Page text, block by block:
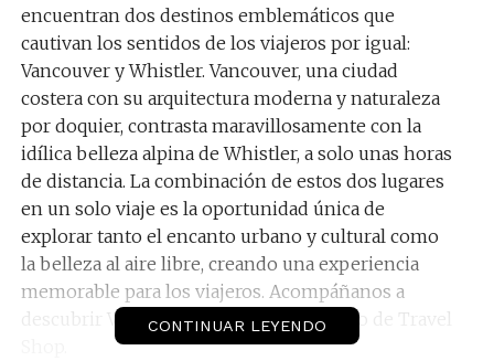
encuentran dos destinos emblemáticos que
cautivan los sentidos de los viajeros por igual:
Vancouver y Whistler. Vancouver, una ciudad
costera con su arquitectura moderna y naturaleza
por doquier, contrasta maravillosamente con la
idílica belleza alpina de Whistler, a solo unas horas
de distancia. La combinación de estos dos lugares
en un solo viaje es la oportunidad única de
explorar tanto el encanto urbano y cultural como
la belleza al aire libre, creando una experiencia
memorable para los viajeros. Acompáñanos a
descubrir Vancouver y Whistler de mano de Travel
CONTINUAR LEYENDO